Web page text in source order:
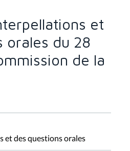
et
orales du 28
de la
et des questions orales